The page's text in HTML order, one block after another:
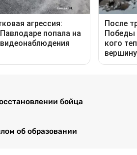
бойца
об образовании